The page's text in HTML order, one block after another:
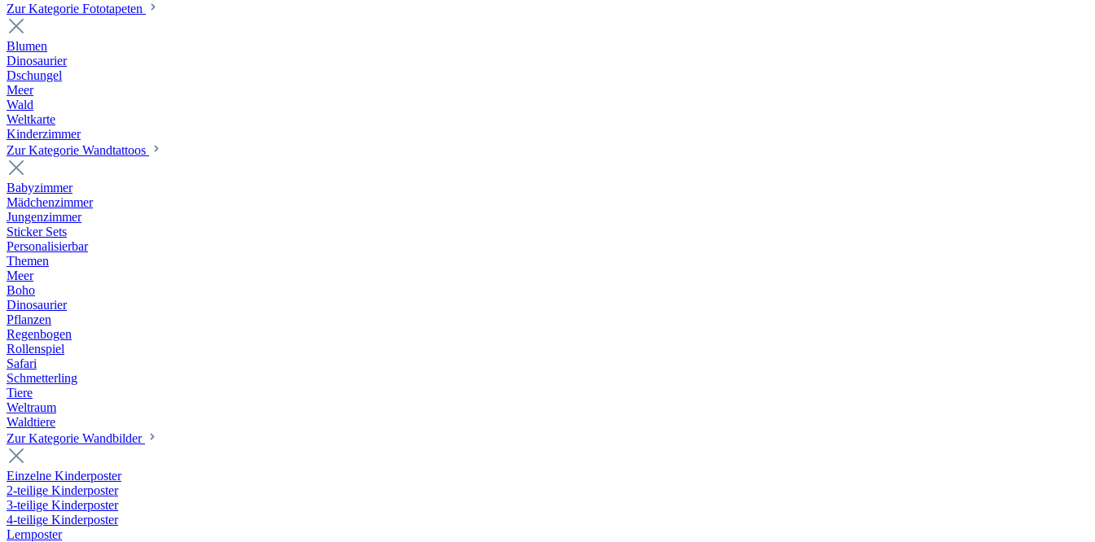
Zur Kategorie Fototapeten
Blumen
Dinosaurier
Dschungel
Meer
Wald
Weltkarte
Kinderzimmer
Zur Kategorie Wandtattoos
Babyzimmer
Mädchenzimmer
Jungenzimmer
Sticker Sets
Personalisierbar
Themen
Meer
Boho
Dinosaurier
Pflanzen
Regenbogen
Rollenspiel
Safari
Schmetterling
Tiere
Weltraum
Waldtiere
Zur Kategorie Wandbilder
Einzelne Kinderposter
2-teilige Kinderposter
3-teilige Kinderposter
4-teilige Kinderposter
Lernposter